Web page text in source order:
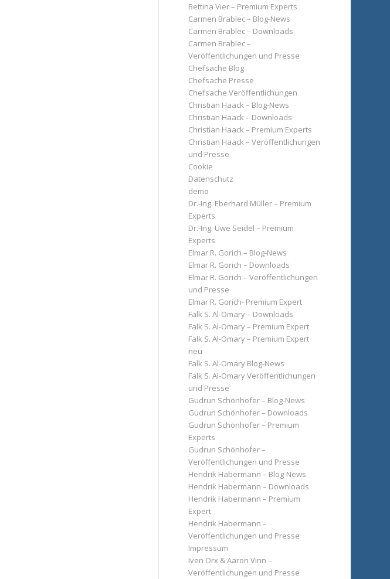
Bettina Vier – Premium Experts
Carmen Brablec – Blog-News
Carmen Brablec – Downloads
Carmen Brablec –
Veröffentlichungen und Presse
Chefsache Blog
Chefsache Presse
Chefsache Veröffentlichungen
Christian Haack – Blog-News
Christian Haack – Downloads
Christian Haack – Premium Experts
Christian Haack – Veröffentlichungen
und Presse
Cookie
Datenschutz
demo
Dr.-Ing. Eberhard Müller – Premium
Experts
Dr.-Ing. Uwe Seidel – Premium
Experts
Elmar R. Gorich – Blog-News
Elmar R. Gorich – Downloads
Elmar R. Gorich – Veröffentlichungen
und Presse
Elmar R. Gorich- Premium Expert
Falk S. Al-Omary – Downloads
Falk S. Al-Omary – Premium Expert
Falk S. Al-Omary – Premium Expert
neu
Falk S. Al-Omary Blog-News
Falk S. Al-Omary Veröffentlichungen
und Presse
Gudrun Schönhofer – Blog-News
Gudrun Schönhofer – Downloads
Gudrun Schönhofer – Premium
Experts
Gudrun Schönhofer –
Veröffentlichungen und Presse
Hendrik Habermann – Blog-News
Hendrik Habermann – Downloads
Hendrik Habermann – Premium
Expert
Hendrik Habermann –
Veröffentlichungen und Presse
Impressum
Iven Orx & Aaron Vinn –
Veröffentlichungen und Presse